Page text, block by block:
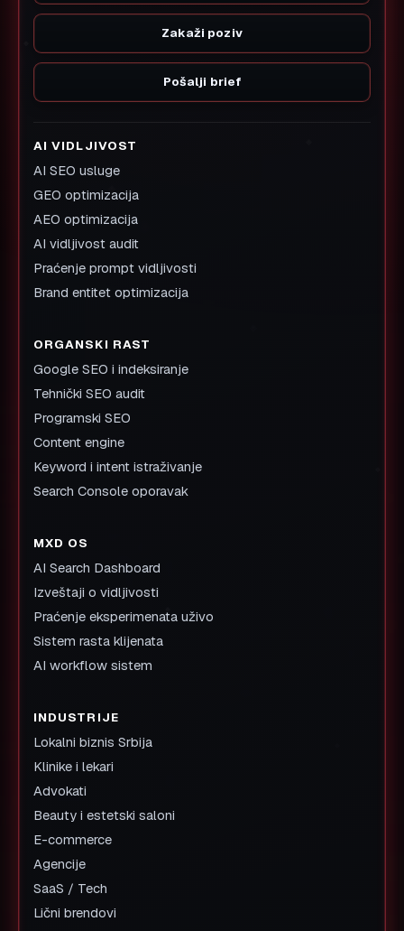
Zakaži poziv
Pošalji brief
AI VIDLJIVOST
AI SEO usluge
GEO optimizacija
AEO optimizacija
AI vidljivost audit
Praćenje prompt vidljivosti
Brand entitet optimizacija
ORGANSKI RAST
Google SEO i indeksiranje
Tehnički SEO audit
Programski SEO
Content engine
Keyword i intent istraživanje
Search Console oporavak
MXD OS
AI Search Dashboard
Izveštaji o vidljivosti
Praćenje eksperimenata uživo
Sistem rasta klijenata
AI workflow sistem
INDUSTRIJE
Lokalni biznis Srbija
Klinike i lekari
Advokati
Beauty i estetski saloni
E-commerce
Agencije
SaaS / Tech
Lični brendovi